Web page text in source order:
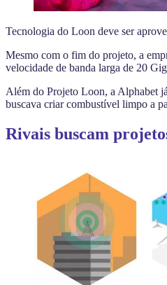
Tecnologia do Loon deve ser
Mesmo com o fim do projeto, a
velocidade de banda larga de 20
Além do Projeto Loon, a Alphabet
buscava criar combustível limpo a
Rivais buscam